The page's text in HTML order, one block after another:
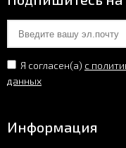
Я согласен(a) с
данных
Информация